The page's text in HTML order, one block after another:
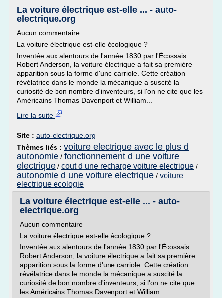
La voiture électrique est-elle ... - auto-
electrique.org
Aucun commentaire
La voiture électrique est-elle écologique ?
Inventée aux alentours de l'année 1830 par l'Écossais
Robert Anderson, la voiture électrique a fait sa première
apparition sous la forme d'une carriole. Cette création
révélatrice dans le monde la mécanique a suscité la
curiosité de bon nombre d'inventeurs, si l'on ne cite que les
Américains Thomas Davenport et William...
Lire la suite
Site : auto-electrique.org
Thèmes liés : voiture electrique avec le plus d
autonomie / fonctionnement d une voiture
electrique / cout d une recharge voiture electrique /
autonomie d une voiture electrique / voiture
electrique ecologie
La voiture électrique est-elle ... - auto-
electrique.org
Aucun commentaire
La voiture électrique est-elle écologique ?
Inventée aux alentours de l'année 1830 par l'Écossais
Robert Anderson, la voiture électrique a fait sa première
apparition sous la forme d'une carriole. Cette création
révélatrice dans le monde la mécanique a suscité la
curiosité de bon nombre d'inventeurs, si l'on ne cite que
les Américains Thomas Davenport et William...